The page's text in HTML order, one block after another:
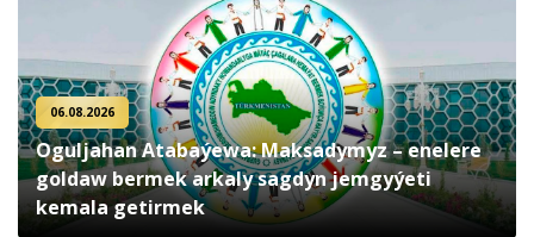
06.08.2026
Oguljahan Atabaýewa: Maksadymyz – enelere
goldaw bermek arkaly sagdyn jemgyýeti
kemala getirmek